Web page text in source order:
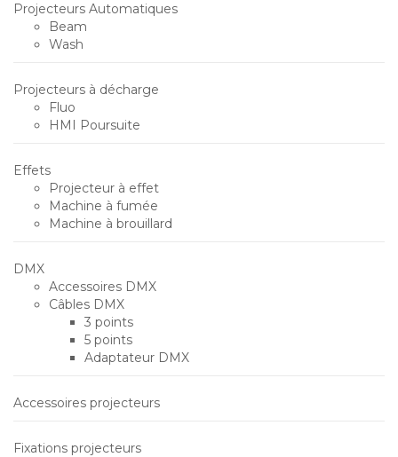
Projecteurs Automatiques
Beam
Wash
Projecteurs à décharge
Fluo
HMI Poursuite
Effets
Projecteur à effet
Machine à fumée
Machine à brouillard
DMX
Accessoires DMX
Câbles DMX
3 points
5 points
Adaptateur DMX
Accessoires projecteurs
Fixations projecteurs